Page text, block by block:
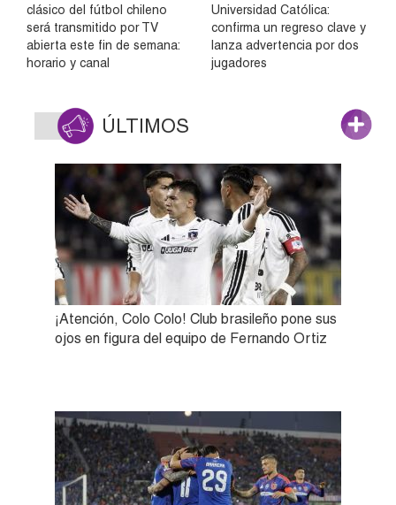
clásico del fútbol chileno
será transmitido por TV
abierta este fin de semana:
horario y canal
Universidad Católica:
confirma un regreso clave y
lanza advertencia por dos
jugadores
ÚLTIMOS
¡Atención, Colo Colo! Club brasileño pone sus
ojos en figura del equipo de Fernando Ortiz